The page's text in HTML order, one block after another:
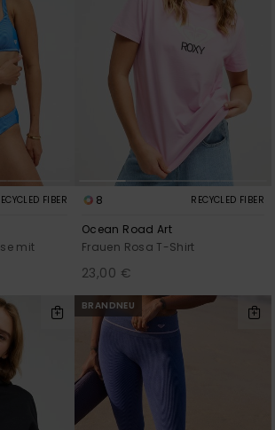
FIBER
mit
8 RECYCLED FIBER
Ocean Road Art
Frauen Rosa T-Shirt
23,00 €
BRANDNEU